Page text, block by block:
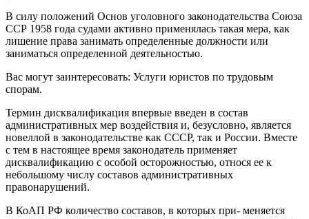
В силу положений Основ уголовного законодательства Союза
ССР 1958 года судами активно применялась такая мера, как
лишение права занимать определенные должности или
заниматься определенной деятельностью.
Вас могут заинтересовать: Услуги юристов по трудовым
спорам.
Термин дисквалификация впервые введен в состав
административных мер воздействия и, безусловно, является
новеллой в законодательстве как СССР, так и России. Вместе
с тем в настоящее время законодатель применяет
дисквалификацию с особой осторожностью, относя ее к
небольшому числу составов административных
правонарушений.
В КоАП РФ количество составов, в которых при- меняется